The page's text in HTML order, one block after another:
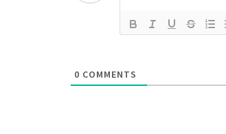
0 COMMENTS